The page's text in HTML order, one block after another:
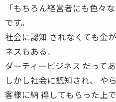
「もちろん経営者にも色々
です。
社会に認知 されなくても金
ネスもある。
ダーティービジネス だってあ
しかし社会に認知され、 や
客様に納 得してもらった上